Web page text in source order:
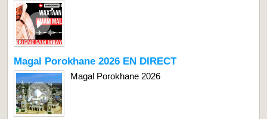
Magal Porokhane 2026 EN DIRECT
Magal Porokhane 2026